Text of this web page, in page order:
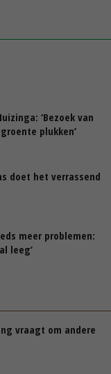
‘Bezoek van
plukken’
doet het verrassend
meer problemen:
leeg’
vraagt om andere